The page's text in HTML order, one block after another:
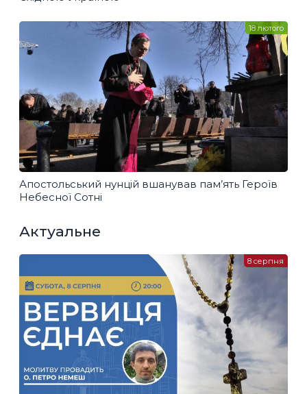
Апостольський нунцій вшанував пам’ять Героїв
Небесної Сотні
18 лютого
Актуальне
8 серпня